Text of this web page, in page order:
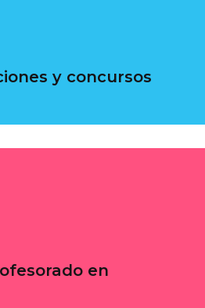
y concursos
en